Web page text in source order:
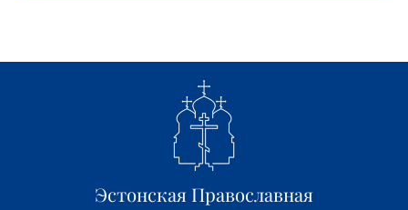
Эстонская Православная